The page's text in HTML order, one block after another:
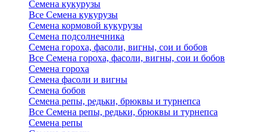
Семена кукурузы
Все Семена кукурузы
Семена кормовой кукурузы
Семена подсолнечника
Семена гороха, фасоли, вигны, сои и бобов
Все Семена гороха, фасоли, вигны, сои и бобов
Семена гороха
Семена фасоли и вигны
Семена бобов
Семена репы, редьки, брюквы и турнепса
Все Семена репы, редьки, брюквы и турнепса
Семена репы